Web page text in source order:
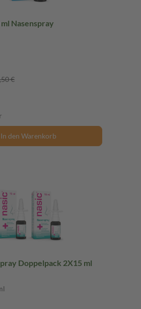
Nasenspray
€
In den Warenkorb
Doppelpack 2X15 ml